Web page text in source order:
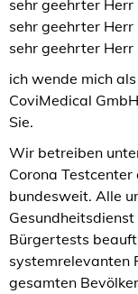
sehr geehrter Herr
sehr geehrter Herr
sehr geehrter Herr
ich wende mich
CoviMedical
Sie.
Wir betreiben
Corona
bundesweit. Alle
Bürgertests
systemrelevanten
gesamten